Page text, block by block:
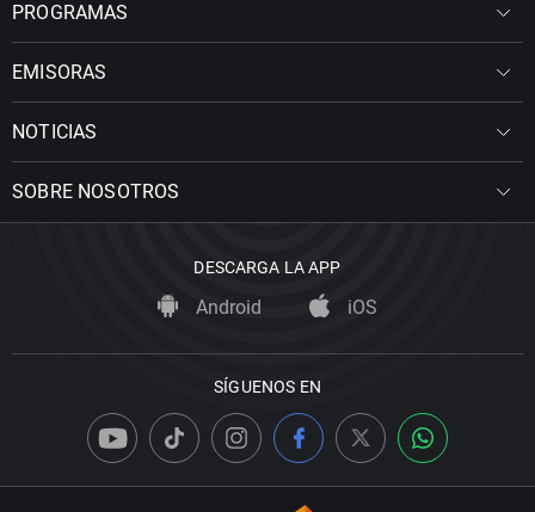
PROGRAMAS
EMISORAS
NOTICIAS
SOBRE NOSOTROS
DESCARGA LA APP
Android iOS
SÍGUENOS EN